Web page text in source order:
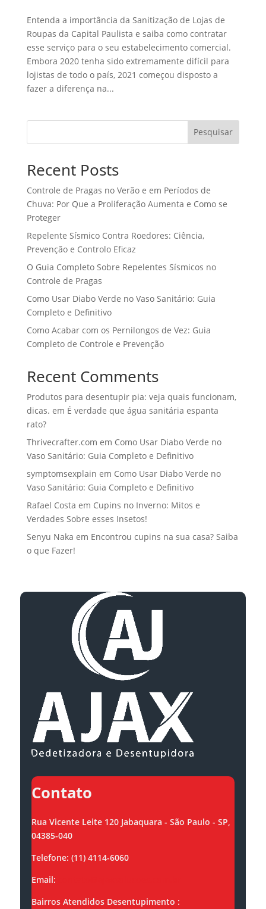
Entenda a importância da Sanitização de Lojas de
Roupas da Capital Paulista e saiba como contratar
esse serviço para o seu estabelecimento comercial.
Embora 2020 tenha sido extremamente difícil para
lojistas de todo o país, 2021 começou disposto a
fazer a diferença na...
Pesquisar
Recent Posts
Controle de Pragas no Verão e em Períodos de
Chuva: Por Que a Proliferação Aumenta e Como se
Proteger
Repelente Sísmico Contra Roedores: Ciência,
Prevenção e Controlo Eficaz
O Guia Completo Sobre Repelentes Sísmicos no
Controle de Pragas
Como Usar Diabo Verde no Vaso Sanitário: Guia
Completo e Definitivo
Como Acabar com os Pernilongos de Vez: Guia
Completo de Controle e Prevenção
Recent Comments
Produtos para desentupir pia: veja quais funcionam,
dicas. em É verdade que água sanitária espanta
rato?
Thrivecrafter.com em Como Usar Diabo Verde no
Vaso Sanitário: Guia Completo e Definitivo
symptomsexplain em Como Usar Diabo Verde no
Vaso Sanitário: Guia Completo e Definitivo
Rafael Costa em Cupins no Inverno: Mitos e
Verdades Sobre esses Insetos!
Senyu Naka em Encontrou cupins na sua casa? Saiba
o que Fazer!
Contato
Rua Vicente Leite 120 Jabaquara - São Paulo - SP,
04385-040
Telefone: (11) 4114-6060
Email:
Bairros Atendidos Desentupimento :